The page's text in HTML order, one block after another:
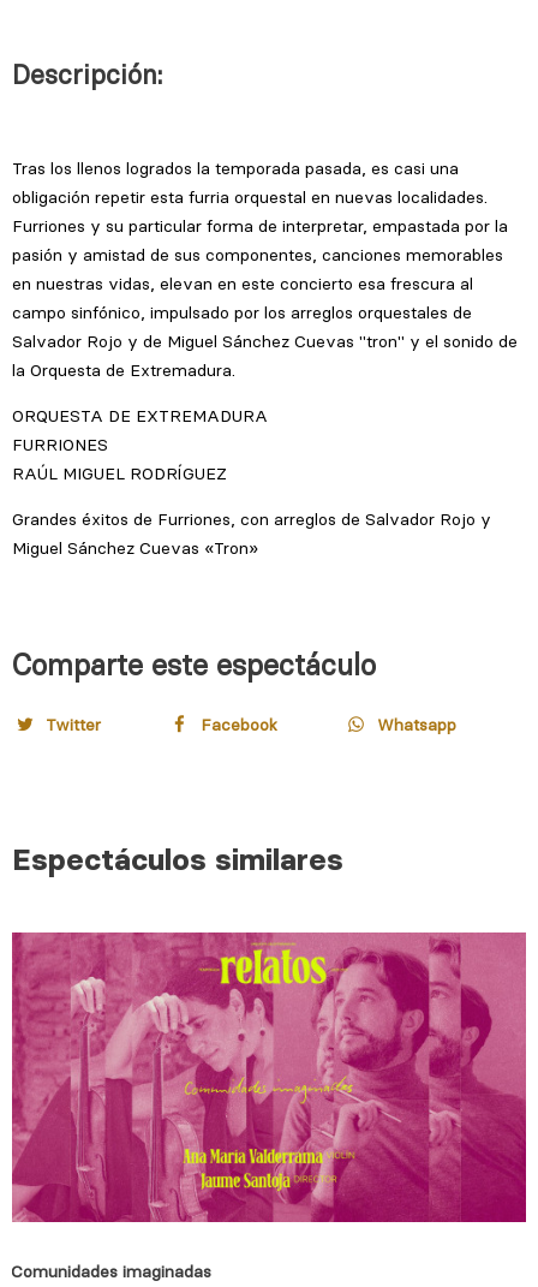
Descripción:
Comparte este espectáculo
Twitter Facebook Whatsapp
Espectáculos similares
Comunidades imaginadas